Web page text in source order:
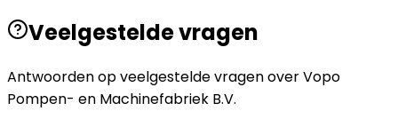
Veelgestelde vragen
Antwoorden op veelgestelde vragen overVopo
Pompen- en Machinefabriek B.V.